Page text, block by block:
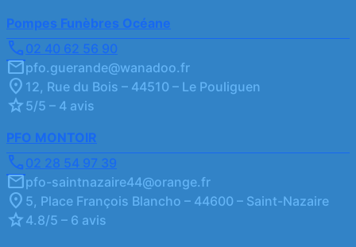
Pompes Funèbres Océane
02 40 62 56 90
pfo.guerande@wanadoo.fr
12, Rue du Bois – 44510 – Le Pouliguen
5/5 – 4 avis
PFO MONTOIR
02 28 54 97 39
pfo-saintnazaire44@orange.fr
5, Place François Blancho – 44600 – Saint-Nazaire
4.8/5 – 6 avis